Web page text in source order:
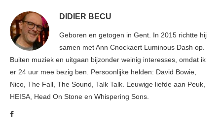
DIDIER BECU
Geboren en getogen in Gent. In 2015 richtte hij
samen met Ann Cnockaert Luminous Dash op.
Buiten muziek en uitgaan bijzonder weinig interesses, omdat ik
er 24 uur mee bezig ben. Persoonlijke helden: David Bowie,
Nico, The Fall, The Sound, Talk Talk. Eeuwige liefde aan Peuk,
HEISA, Head On Stone en Whispering Sons.